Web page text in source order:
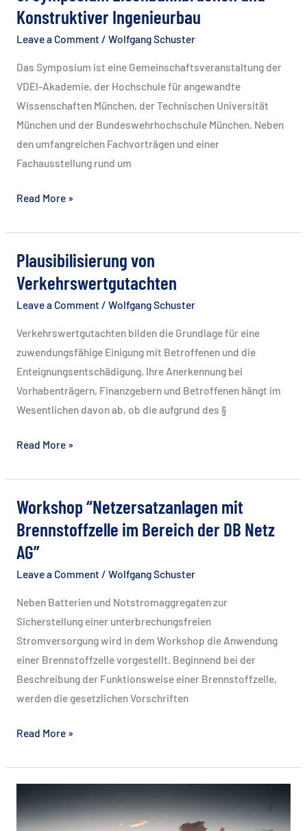
Eisenbahn-
Infrastrukturprojekte
Konstruktiver Ingenieurbau
Leave a Comment / Wolfgang Schuster
Das Symposium ist eine Gemeinschaftsveranstaltung der
VDEI-Akademie, der Hochschule für angewandte
Wissenschaften München, der Technischen Universität
München und der Bundeswehrhochschule München. Neben
den umfangreichen Fachvorträgen und einer
Fachausstellung rund um
6.
Eisenbahnbrücken
und
Konstruktiver
Ingenieurbau
Read More »
Plausibilisierung von
Verkehrswertgutachten
Leave a Comment / Wolfgang Schuster
Verkehrswertgutachten bilden die Grundlage für eine
zuwendungsfähige Einigung mit Betroffenen und die
Enteignungsentschädigung. Ihre Anerkennung bei
Vorhabenträgern, Finanzgebern und Betroffenen hängt im
Wesentlichen davon ab, ob die aufgrund des §
Plausibilisierung
Verkehrswertgutachten
Read More »
Workshop “Netzersatzanlagen mit
Brennstoffzelle im Bereich der DB Netz
AG”
Leave a Comment / Wolfgang Schuster
Neben Batterien und Notstromaggregaten zur
Sicherstellung einer unterbrechungsfreien
Stromversorgung wird in dem Workshop die Anwendung
einer Brennstoffzelle vorgestellt. Beginnend bei der
Beschreibung der Funktionsweise einer Brennstoffzelle,
werden die gesetzlichen Vorschriften
Workshop
mit
im
Bereich
Read More »